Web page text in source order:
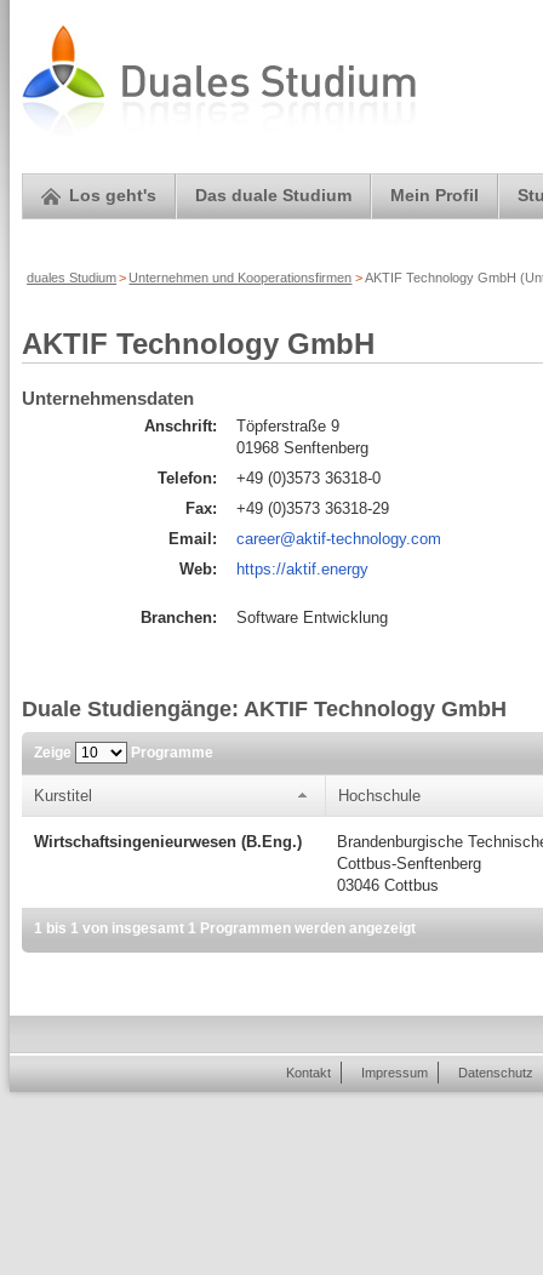
Los geht's Das duale Studium Mein Profil
duales Studium> Unternehmen und Kooperationsfirmen >AKTIF Technology GmbH
AKTIF Technology GmbH
Unternehmensdaten
Anschrift:
Töpferstraße 9
01968 Senftenberg
Telefon:
+49 (0)3573 36318-0
Fax:
+49 (0)3573 36318-29
Email:
career@aktif-technology.com
Web:
https://aktif.energy
Branchen: Software Entwicklung
Duale Studiengänge: AKTIF Technology GmbH
Zeige Programme
Kurstitel Hochschule
Wirtschaftsingenieurwesen (B.Eng.)
Brandenburgische
Cottbus-Senftenberg
03046 Cottbus
1 bis 1 von insgesamt 1 Programmen werden angezeigt
Kontakt Impressum Datenschutz